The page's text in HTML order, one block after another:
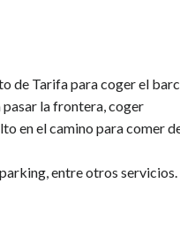
de Tarifa para coger el
pasar la frontera, coger
en el camino para comer
entre otros servicios.